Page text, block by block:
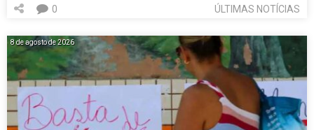
ÚLTIMAS NOTÍCIAS
0
8 de agosto de 2026